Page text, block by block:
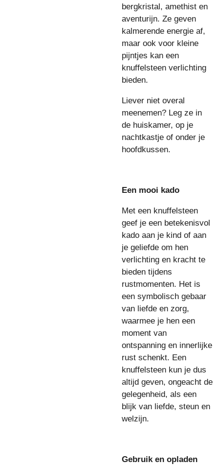
bergkristal, amethist en
aventurijn. Ze geven
kalmerende energie af,
maar ook voor kleine
pijntjes kan een
knuffelsteen verlichting
bieden.
Liever niet overal
meenemen? Leg ze in
de huiskamer, op je
nachtkastje of onder je
hoofdkussen.
Een mooi kado
Met een knuffelsteen
geef je een betekenisvol
kado aan je kind of aan
je geliefde om hen
verlichting en kracht te
bieden tijdens
rustmomenten. Het is
een symbolisch gebaar
van liefde en zorg,
waarmee je hen een
moment van
ontspanning en innerlijke
rust schenkt. Een
knuffelsteen kun je dus
altijd geven, ongeacht de
gelegenheid, als een
blijk van liefde, steun en
welzijn.
Gebruik en opladen